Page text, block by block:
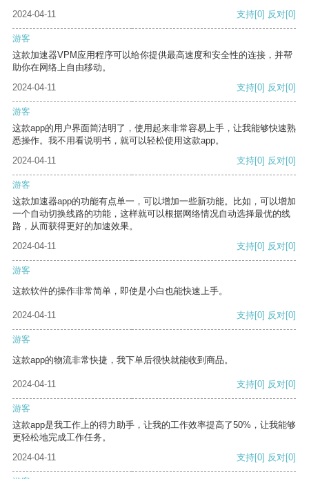
2024-04-11 支持[0] 反对[0]
游客
这款加速器VPM应用程序可以给你提供最高速度和安全性的连接，并帮
助你在网络上自由移动。
2024-04-11
支持[0] 反对[0]
游客
这款app的用户界面简洁明了，使用起来非常容易上手，让我能够快速熟
悉操作。我不用看说明书，就可以轻松使用这款app。
2024-04-11
支持[0] 反对[0]
游客
这款加速器app的功能有点单一，可以增加一些新功能。比如，可以增加
一个自动切换线路的功能，这样就可以根据网络情况自动选择最优的线
路，从而获得更好的加速效果。
2024-04-11
支持[0] 反对[0]
游客
这款软件的操作非常简单，即使是小白也能快速上手。
2024-04-11 支持[0] 反对[0]
游客
这款app的物流非常快捷，我下单后很快就能收到商品。
2024-04-11 支持[0] 反对[0]
游客
这款app是我工作上的得力助手，让我的工作效率提高了50%，让我能够
更轻松地完成工作任务。
2024-04-11
支持[0] 反对[0]